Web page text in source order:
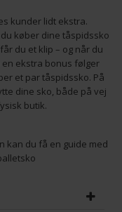
kunder lidt ekstra.
køber dine tåspidssko
du et klip – og når du
en ekstra bonus følger
et par tåspidssko. På
dine sko, både på vej
butik.
kan du få en guide med